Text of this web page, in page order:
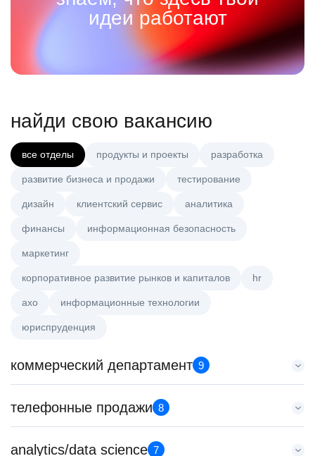
идеи работают
найди свою вакансию
все отделы продукты и проекты разработка
развитие бизнеса и продажи тестирование
дизайн клиентский сервис аналитика
финансы информационная безопасность
маркетинг
корпоративное развитие рынков и капиталов hr
axo информационные технологии
юриспруденция
коммерческий департамент 9
Аналитик данных (направление Enterprise продаж)
HeadHunter::Коммерческий департамент
з/п не указана
телефонные продажи 8
Специалист телемаркетинга
analytics/data science 7